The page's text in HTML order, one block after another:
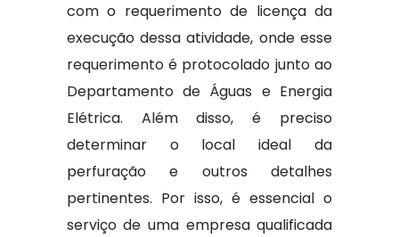
com o requerimento de licença da
execução dessa atividade, onde esse
requerimento é protocolado junto ao
Departamento de Águas e Energia
Elétrica. Além disso, é preciso
determinar o local ideal da
perfuração e outros detalhes
pertinentes. Por isso, é essencial o
serviço de uma empresa qualificada